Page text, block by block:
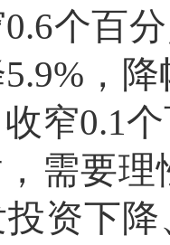
0.6个百
5.9%，
窄0.1
需要
投资下